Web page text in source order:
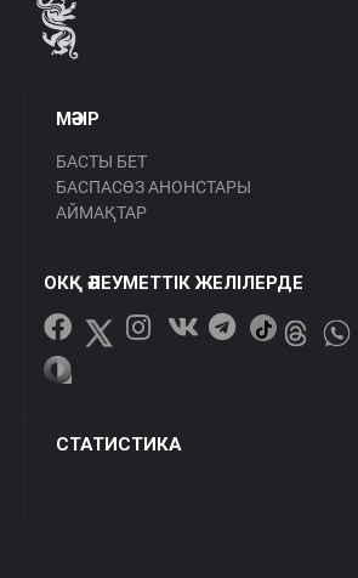
МӘЗІР
БАСТЫ БЕТ
БАСПАСӨЗ АНОНСТАРЫ
АЙМАҚТАР
ОКҚ ӘЛЕУМЕТТІК ЖЕЛІЛЕРДЕ
СТАТИСТИКА